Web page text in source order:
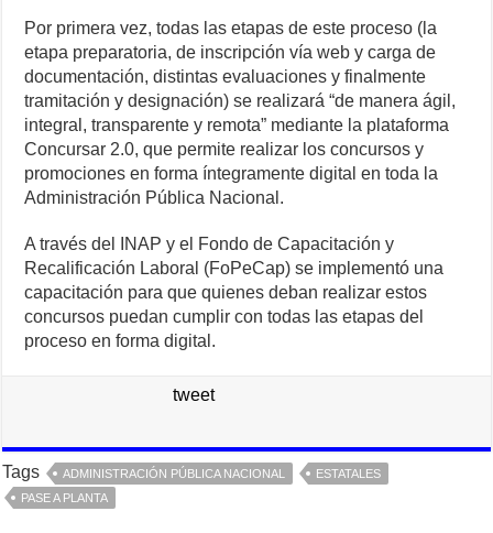
Por primera vez, todas las etapas de este proceso (la
etapa preparatoria, de inscripción vía web y carga de
documentación, distintas evaluaciones y finalmente
tramitación y designación) se realizará “de manera ágil,
integral, transparente y remota” mediante la plataforma
Concursar 2.0, que permite realizar los concursos y
promociones en forma íntegramente digital en toda la
Administración Pública Nacional.
A través del INAP y el Fondo de Capacitación y
Recalificación Laboral (FoPeCap) se implementó una
capacitación para que quienes deban realizar estos
concursos puedan cumplir con todas las etapas del
proceso en forma digital.
tweet
Tags ADMINISTRACIÓN PÚBLICA NACIONAL
ESTATALES
PASE A PLANTA